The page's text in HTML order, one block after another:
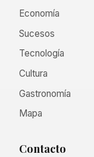
Economía
Sucesos
Tecnología
Cultura
Gastronomía
Mapa
Contacto